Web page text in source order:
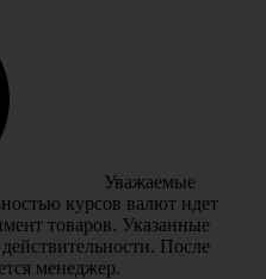
Уважаемые
курсов валют идет
товаров. Указанные
После
менеджер.